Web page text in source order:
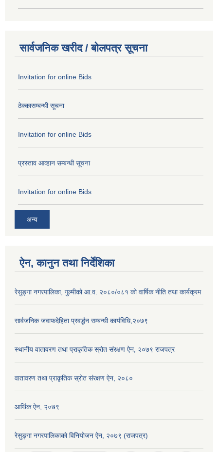
सार्वजनिक खरीद / बोलपत्र सूचना
Invitation for online Bids
ठेक्कासम्बन्धी सूचना
Invitation for online Bids
प्रस्ताव आव्हान सम्बन्धी सूचना
Invitation for online Bids
अन्य
ऐन, कानुन तथा निर्देशिका
रेसुङ्गा नगरपालिका, गुल्मीको आ.व. २०८०/०८१ को वार्षिक नीति तथा कार्यक्रम
सार्वजनिक जवाफदेहिता प्रवर्द्धन सम्बन्धी कार्यविधि,२०७९
स्थानीय वातावरण तथा प्राकृतिक स्रोत संरक्षण ऐन, २०७९ राजपत्र
वातावरण तथा प्राकृतिक स्रोत संरक्षण ऐन, २०८०
आर्थिक ऐन, २०७९
रेसुङ्गा नगरपालिकाको विनियोजन ऐन, २०७९ (राजपत्र)